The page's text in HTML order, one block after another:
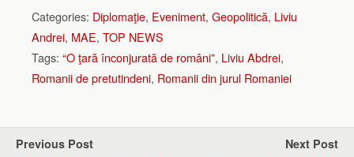
Categories: Diplomaţie, Eveniment, Geopolitică, Liviu
Andrei, MAE, TOP NEWS
Tags: “O ţară înconjurată de români”, Liviu Abdrei,
Romanii de pretutindeni, Romanii din jurul Romaniei
Previous Post Next Post